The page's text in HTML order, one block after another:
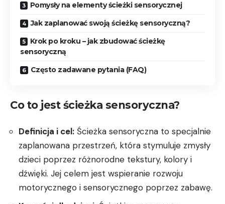
Pomysły na elementy ścieżki sensorycznej
Jak zaplanować swoją ścieżkę sensoryczną?
Krok po kroku – jak zbudować ścieżkę
sensoryczną
Często zadawane pytania (FAQ)
Co to jest ścieżka sensoryczna?
Definicja i cel: Ścieżka sensoryczna to specjalnie
zaplanowana przestrzeń, która stymuluje zmysły
dzieci poprzez różnorodne tekstury, kolory i
dźwięki. Jej celem jest wspieranie rozwoju
motorycznego i sensorycznego poprzez zabawę.